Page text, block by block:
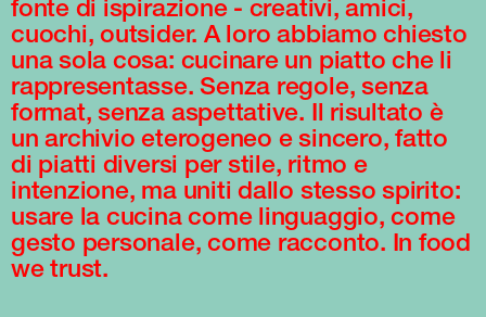
fonte di ispirazione - creativi, amici,
cuochi, outsider. A loro abbiamo chiesto
una sola cosa: cucinare un piatto che li
rappresentasse. Senza regole, senza
format, senza aspettative. Il risultato è
un archivio eterogeneo e sincero, fatto
di piatti diversi per stile, ritmo e
intenzione, ma uniti dallo stesso spirito:
usare la cucina come linguaggio, come
gesto personale, come racconto. In food
we trust.